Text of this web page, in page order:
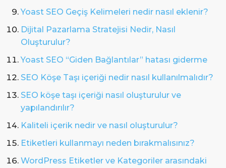
Yoast SEO Geçiş Kelimeleri nedir nasıl eklenir?
Dijital Pazarlama Stratejisi Nedir, Nasıl
Oluşturulur?
Yoast SEO “Giden Bağlantılar” hatası giderme
SEO Köşe Taşı içeriği nedir nasıl kullanılmalıdır?
SEO köşe taşı içeriği nasıl oluşturulur ve
yapılandırılır?
Kaliteli içerik nedir ve nasıl oluşturulur?
Etiketleri kullanmayı neden bırakmalısınız?
WordPress Etiketler ve Kategoriler arasındaki